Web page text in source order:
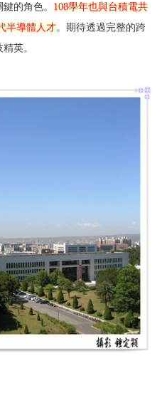
的角色。 108學年也與台積電共
半導體人才。期待透過完整的跨
英。